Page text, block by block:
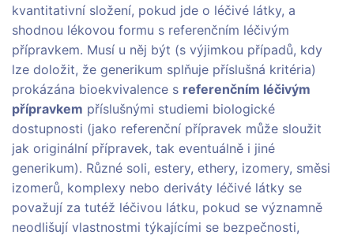
kvantitativní složení, pokud jde o léčivé látky, a
shodnou lékovou formu s referenčním léčivým
přípravkem. Musí u něj být (s výjimkou případů, kdy
lze doložit, že generikum splňuje příslušná kritéria)
prokázána bioekvivalence s referenčním léčivým
přípravkem příslušnými studiemi biologické
dostupnosti (jako referenční přípravek může sloužit
jak originální přípravek, tak eventuálně i jiné
generikum). Různé soli, estery, ethery, izomery, směsi
izomerů, komplexy nebo deriváty léčivé látky se
považují za tutéž léčivou látku, pokud se významně
neodlišují vlastnostmi týkajícími se bezpečnosti,